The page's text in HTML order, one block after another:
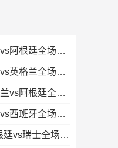
07月20日世界杯决赛西班牙vs阿根廷全场录像
07月19日世界杯季军赛法国vs英格兰全场录像
07月16日世界杯半决赛英格兰vs阿根廷全场录像
07月15日世界杯半决赛法国vs西班牙全场录像
07月12日世界杯1/4决赛阿根廷vs瑞士全场录像